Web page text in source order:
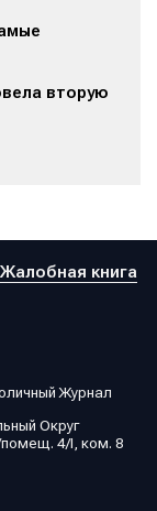
вторую
Жалобная книга
Журнал
Округ
помещ. 4/I, ком. 8